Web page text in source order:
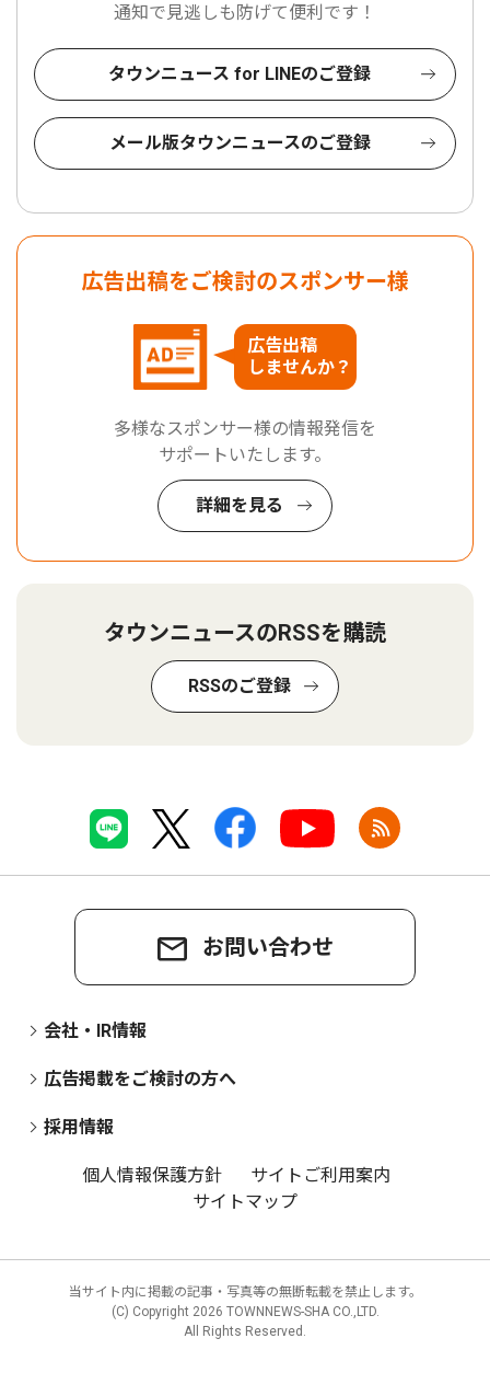
通知で見逃しも防げて便利です！
タウンニュース for LINEのご登録
メール版タウンニュースのご登録
広告出稿をご検討のスポンサー様
広告出稿
しませんか？
多様なスポンサー様の情報発信を
サポートいたします。
詳細を見る
タウンニュースのRSSを購読
RSSのご登録
お問い合わせ
会社・IR情報
広告掲載をご検討の方へ
採用情報
個人情報保護方針
サイトご利用案内
サイトマップ
当サイト内に掲載の記事・写真等の無断転載を禁止します。
(C) Copyright 2026 TOWNNEWS-SHA CO.,LTD.
All Rights Reserved.